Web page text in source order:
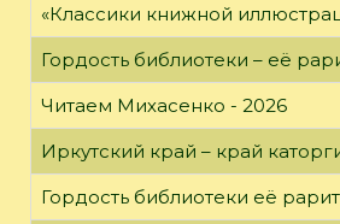
«Классики книжной
Гордость библиотеки – её
Читаем Михасенко - 2026
Иркутский край – край
Гордость библиотеки её